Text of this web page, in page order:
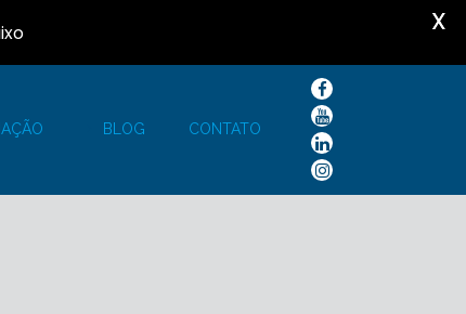
BLOG CONTATO
X